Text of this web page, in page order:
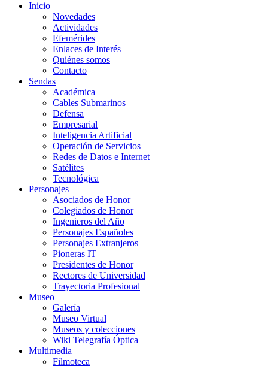
Inicio
Novedades
Actividades
Efemérides
Enlaces de Interés
Quiénes somos
Contacto
Sendas
Académica
Cables Submarinos
Defensa
Empresarial
Inteligencia Artificial
Operación de Servicios
Redes de Datos e Internet
Satélites
Tecnológica
Personajes
Asociados de Honor
Colegiados de Honor
Ingenieros del Año
Personajes Españoles
Personajes Extranjeros
Pioneras IT
Presidentes de Honor
Rectores de Universidad
Trayectoria Profesional
Museo
Galería
Museo Virtual
Museos y colecciones
Wiki Telegrafía Óptica
Multimedia
Filmoteca